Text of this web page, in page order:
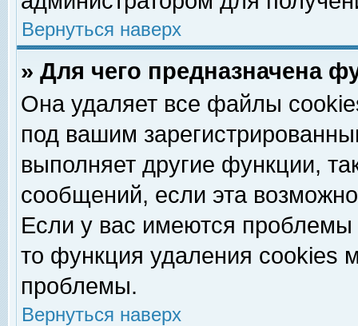
Вернуться наверх
» Для чего предназначена
Она удаляет все файлы
под вашим
выполняет другие функции,
сообщений, если эта
Если у вас имеются
то функция удаления cookies
проблемы.
Вернуться наверх